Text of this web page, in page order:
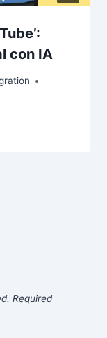
con IA
Required